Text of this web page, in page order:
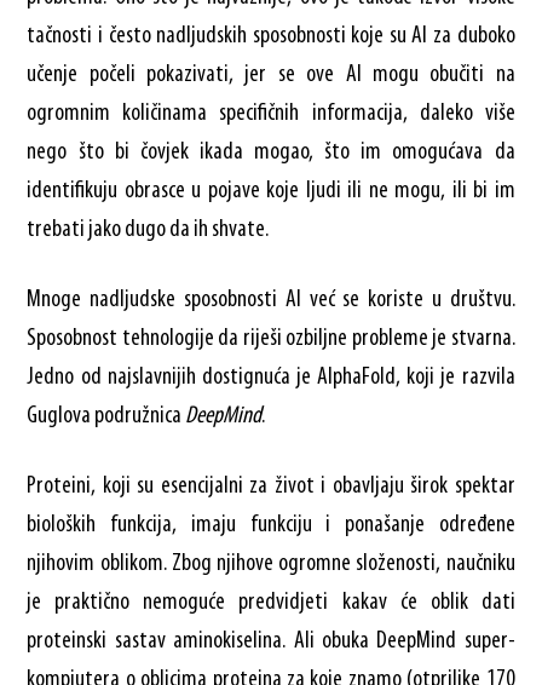
tačnosti i često nadljudskih sposobnosti koje su AI za duboko
učenje počeli pokazivati, jer se ove AI mogu obučiti na
ogromnim količinama specifičnih informacija, daleko više
nego što bi čovjek ikada mogao, što im omogućava da
identifikuju obrasce u pojave koje ljudi ili ne mogu, ili bi im
trebati jako dugo da ih shvate.
Mnoge nadljudske sposobnosti AI već se koriste u društvu.
Sposobnost tehnologije da riješi ozbiljne probleme je stvarna.
Jedno od najslavnijih dostignuća je AlphaFold, koji je razvila
Guglova podružnica DeepMind.
Proteini, koji su esencijalni za život i obavljaju širok spektar
bioloških funkcija, imaju funkciju i ponašanje određene
njihovim oblikom. Zbog njihove ogromne složenosti, naučniku
je praktično nemoguće predvidjeti kakav će oblik dati
proteinski sastav aminokiselina. Ali obuka DeepMind super-